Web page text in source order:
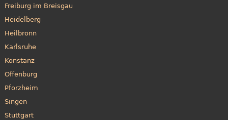
Freiburg im Breisgau
Heidelberg
Heilbronn
Karlsruhe
Konstanz
Offenburg
Pforzheim
Singen
Stuttgart